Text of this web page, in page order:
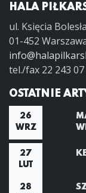
HALA
ul. Księcia
01-452
tel./fax 22 243 07
OSTATNIE
26
WRZ
27
LUT
28